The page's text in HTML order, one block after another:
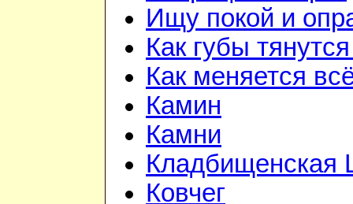
Ищу покой и
Как губы
Как меняется
Камин
Камни
Кладбищенская
Ковчег